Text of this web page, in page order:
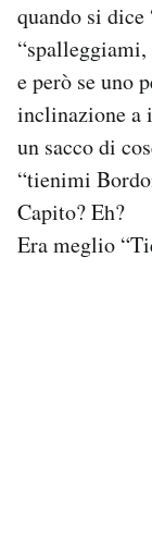
quando si
“spalleggiami,
e però se uno
inclinazione a
un sacco di
“tienimi
Capito? Eh?
Era meglio